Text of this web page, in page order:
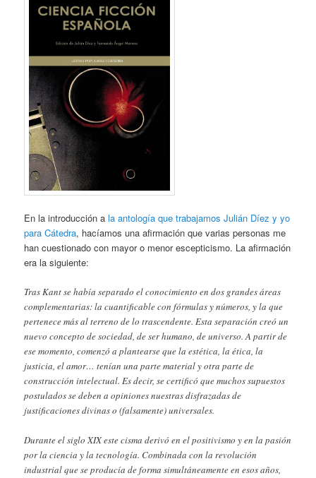
En la introducción ala antología que trabajamos Julián Díez y yo
para Cátedra, hacíamos una afirmación que varias personas me
han cuestionado con mayor o menor escepticismo. La afirmación
era la siguiente:
Tras Kant se había separado el conocimiento en dos grandes áreas
complementarias: la cuantificable con fórmulas y números, y la que
pertenece más al terreno de lo trascendente. Esta separación creó un
nuevo concepto de sociedad, de ser humano, de universo. A partir de
ese momento, comenzó a plantearse que la estética, la ética, la
justicia, el amor… tenían una parte material y otra parte de
construcción intelectual. Es decir, se certificó que muchos supuestos
postulados se deben a opiniones nuestras disfrazadas de
justificaciones divinas o (falsamente) universales.
Durante el siglo XIX este cisma derivó en el positivismo y en la pasión
por la ciencia y la tecnología. Combinada con la revolución
industrial que se producía de forma simultáneamente en esos años,